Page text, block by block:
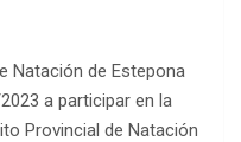
Natación de Estepona
a participar en la
Provincial de Natación